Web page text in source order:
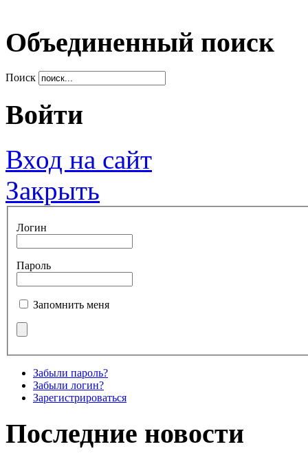
Объединенный поиск
Поиск
Войти
Вход на сайт
Закрыть
Логин
Пароль
Запомнить меня
Забыли пароль?
Забыли логин?
Зарегистрироваться
Последние новости